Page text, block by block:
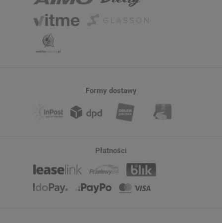
Formy dostawy
Płatności